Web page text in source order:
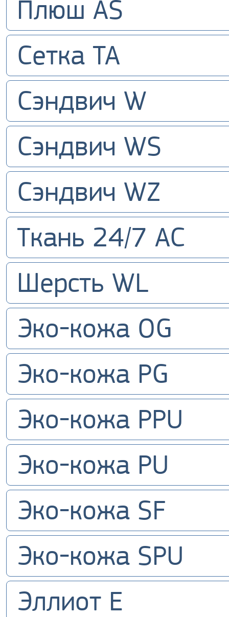
Плюш AS
Сетка TA
Сэндвич W
Сэндвич WS
Сэндвич WZ
Ткань 24/7 AC
Шерсть WL
Эко-кожа OG
Эко-кожа PG
Эко-кожа PPU
Эко-кожа PU
Эко-кожа SF
Эко-кожа SPU
Эллиот E